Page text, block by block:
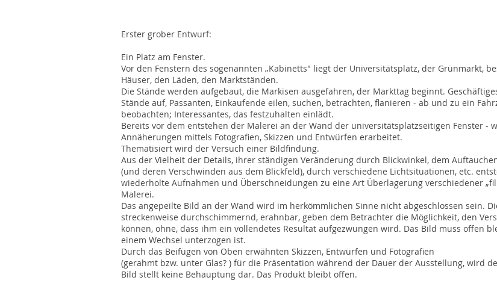
Erster grober Entwurf:
Ein Platz am Fenster.
Vor den Fenstern des sogenannten „Kabinetts" liegt der Universitätsplatz, der Grünmarkt,
Häuser, den Läden, den Marktständen.
Die Stände werden aufgebaut, die Markisen ausgefahren, der Markttag beginnt.
Stände auf, Passanten, Einkaufende eilen, suchen, betrachten, flanieren - ab und zu ein
beobachten; Interessantes, das festzuhalten einlädt.
Bereits vor dem entstehen der Malerei an der Wand der universitätsplatzseitigen Fenster -
Annäherungen mittels Fotografien, Skizzen und Entwürfen erarbeitet.
Thematisiert wird der Versuch einer Bildfindung.
Aus der Vielheit der Details, ihrer ständigen Veränderung durch Blickwinkel, dem
(und deren Verschwinden aus dem Blickfeld), durch verschiedene Lichtsituationen, etc.
wiederholte Aufnahmen und Überschneidungen zu eine Art Überlagerung verschiedener
Malerei.
Das angepeilte Bild an der Wand wird im herkömmlichen Sinne nicht abgeschlossen sein.
streckenweise durchschimmernd, erahnbar, geben dem Betrachter die Möglichkeit, den
können, ohne, dass ihm ein vollendetes Resultat aufgezwungen wird. Das Bild muss offen
einem Wechsel unterzogen ist.
Durch das Beifügen von Oben erwähnten Skizzen, Entwürfen und Fotografien
(gerahmt bzw. unter Glas? ) für die Präsentation während der Dauer der Ausstellung, wird
Bild stellt keine Behauptung dar. Das Produkt bleibt offen.